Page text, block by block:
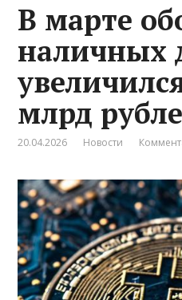
В марте
наличных
млрд
20.04.2026 Новости